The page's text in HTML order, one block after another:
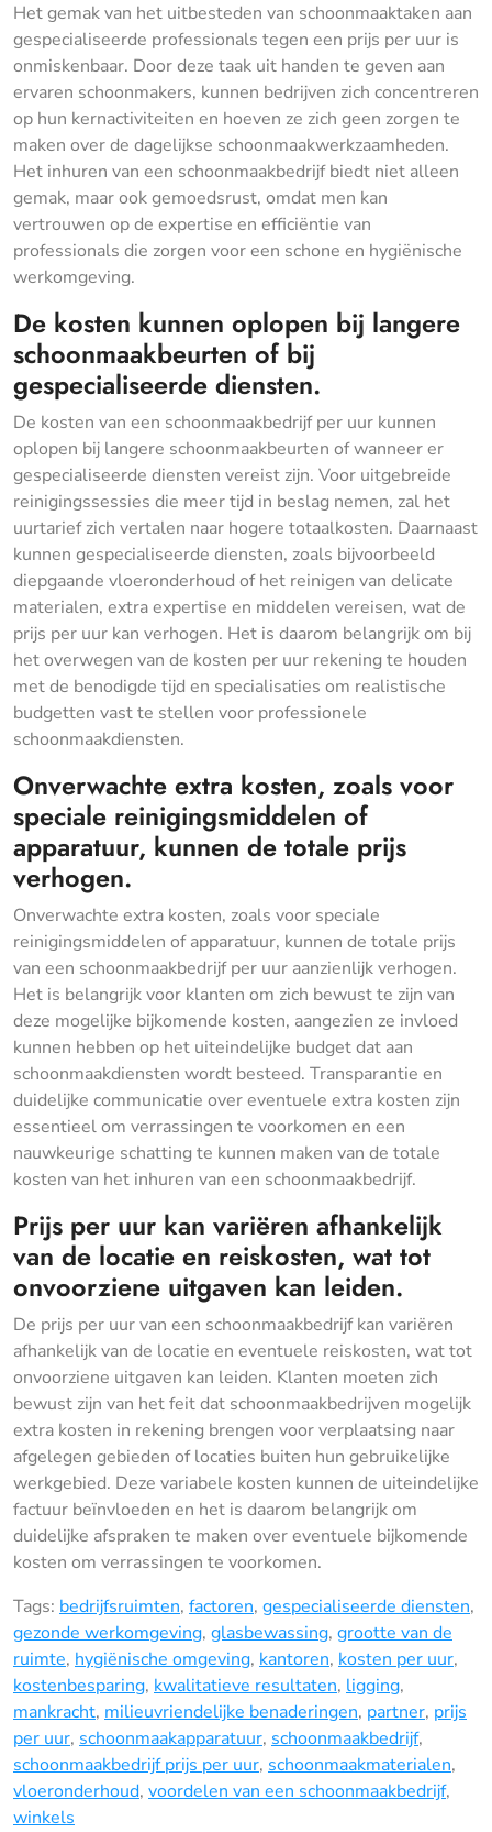
Het gemak van het uitbesteden van schoonmaaktaken aan
gespecialiseerde professionals tegen een prijs per uur is
onmiskenbaar. Door deze taak uit handen te geven aan
ervaren schoonmakers, kunnen bedrijven zich concentreren
op hun kernactiviteiten en hoeven ze zich geen zorgen te
maken over de dagelijkse schoonmaakwerkzaamheden.
Het inhuren van een schoonmaakbedrijf biedt niet alleen
gemak, maar ook gemoedsrust, omdat men kan
vertrouwen op de expertise en efficiëntie van
professionals die zorgen voor een schone en hygiënische
werkomgeving.
De kosten kunnen oplopen bij langere
schoonmaakbeurten of bij
gespecialiseerde diensten.
De kosten van een schoonmaakbedrijf per uur kunnen
oplopen bij langere schoonmaakbeurten of wanneer er
gespecialiseerde diensten vereist zijn. Voor uitgebreide
reinigingssessies die meer tijd in beslag nemen, zal het
uurtarief zich vertalen naar hogere totaalkosten. Daarnaast
kunnen gespecialiseerde diensten, zoals bijvoorbeeld
diepgaande vloeronderhoud of het reinigen van delicate
materialen, extra expertise en middelen vereisen, wat de
prijs per uur kan verhogen. Het is daarom belangrijk om bij
het overwegen van de kosten per uur rekening te houden
met de benodigde tijd en specialisaties om realistische
budgetten vast te stellen voor professionele
schoonmaakdiensten.
Onverwachte extra kosten, zoals voor
speciale reinigingsmiddelen of
apparatuur, kunnen de totale prijs
verhogen.
Onverwachte extra kosten, zoals voor speciale
reinigingsmiddelen of apparatuur, kunnen de totale prijs
van een schoonmaakbedrijf per uur aanzienlijk verhogen.
Het is belangrijk voor klanten om zich bewust te zijn van
deze mogelijke bijkomende kosten, aangezien ze invloed
kunnen hebben op het uiteindelijke budget dat aan
schoonmaakdiensten wordt besteed. Transparantie en
duidelijke communicatie over eventuele extra kosten zijn
essentieel om verrassingen te voorkomen en een
nauwkeurige schatting te kunnen maken van de totale
kosten van het inhuren van een schoonmaakbedrijf.
Prijs per uur kan variëren afhankelijk
van de locatie en reiskosten, wat tot
onvoorziene uitgaven kan leiden.
De prijs per uur van een schoonmaakbedrijf kan variëren
afhankelijk van de locatie en eventuele reiskosten, wat tot
onvoorziene uitgaven kan leiden. Klanten moeten zich
bewust zijn van het feit dat schoonmaakbedrijven mogelijk
extra kosten in rekening brengen voor verplaatsing naar
afgelegen gebieden of locaties buiten hun gebruikelijke
werkgebied. Deze variabele kosten kunnen de uiteindelijke
factuur beïnvloeden en het is daarom belangrijk om
duidelijke afspraken te maken over eventuele bijkomende
kosten om verrassingen te voorkomen.
Tags: bedrijfsruimten, factoren, gespecialiseerde diensten,
gezonde werkomgeving, glasbewassing, grootte van de
ruimte, hygiënische omgeving, kantoren, kosten per uur,
kostenbesparing, kwalitatieve resultaten, ligging,
mankracht, milieuvriendelijke benaderingen, partner, prijs
per uur, schoonmaakapparatuur, schoonmaakbedrijf,
schoonmaakbedrijf prijs per uur, schoonmaakmaterialen,
vloeronderhoud, voordelen van een schoonmaakbedrijf,
winkels